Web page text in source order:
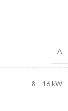
A
8 – 16 kW